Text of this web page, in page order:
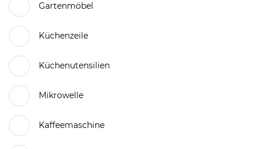
Gartenmöbel
Küchenzeile
Küchenutensilien
Mikrowelle
Kaffeemaschine